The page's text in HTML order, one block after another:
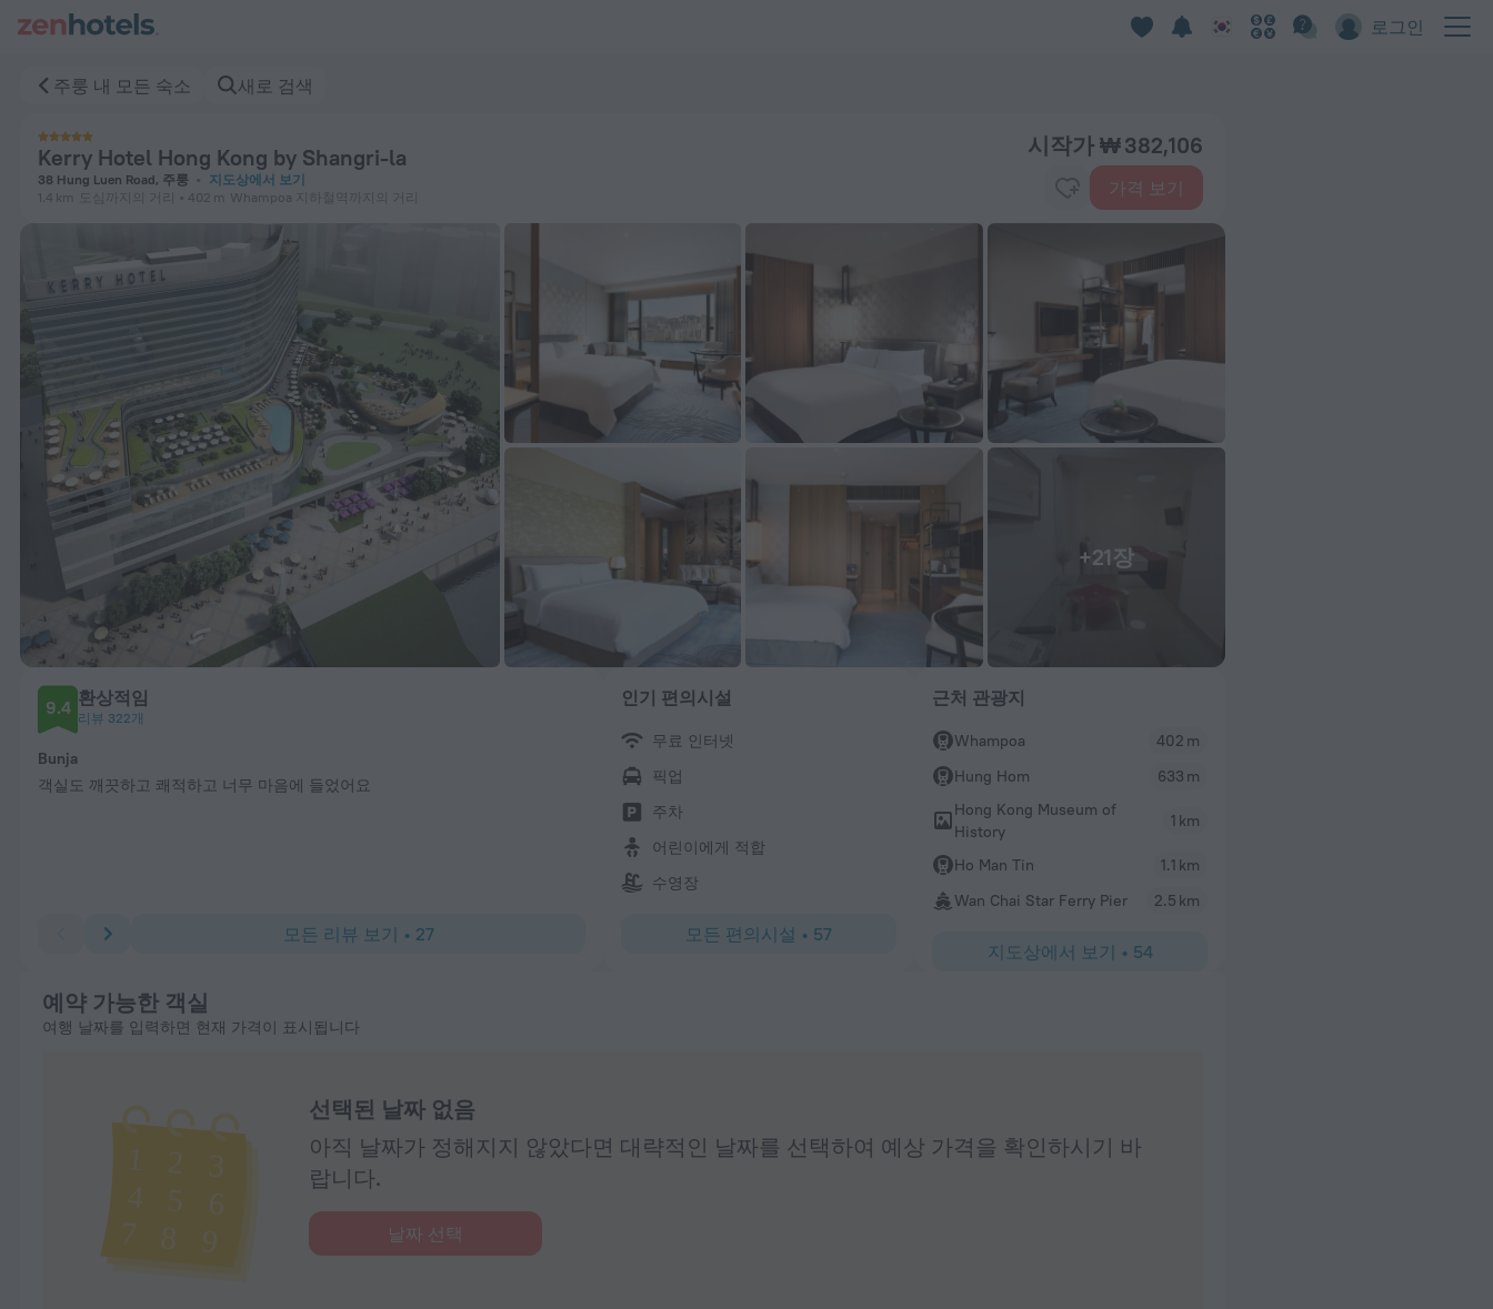
로그인
주룽 내 모든 숙소 새로 검색
Kerry Hotel Hong Kong by Shangri-la
38 Hung Luen Road, 주룽
지도상에서 보기
1.4 km
402 m Whampoa 지하철역까지의 거리
시작가 ₩ 382,106
가격 보기
+21장
9.4 환상적임
리뷰 322개
Bunja
객실도 깨끗하고 쾌적하고 너무 마음에 들었어요
깨끗하고 친절 직원
한적한 왐포아 지역에 훌륭한 뷰를 가진 좋은 호텔!
모든 리뷰 보기 • 27
인기 편의시설
무료 인터넷
픽업
주차
어린이에게 적합
수영장
모든 편의시설 • 57
근처 관광지
Whampoa
402 m
Hung Hom
633 m
Hong Kong Museum of
History
1 km
Ho Man Tin
1.1 km
Wan Chai Star Ferry Pier
2.5 km
지도상에서 보기 • 54
예약 가능한 객실
여행 날짜를 입력하면 현재 가격이 표시됩니다
선택된 날짜 없음
아직 날짜가 정해지지 않았다면 대략적인 날짜를 선택하여 예상 가격을 확인하시기 바
랍니다.
날짜 선택
Kerry Hotel Hong Kong by Shangri-la 주룽 — ZenHotels.com에서 지금 예약하세요